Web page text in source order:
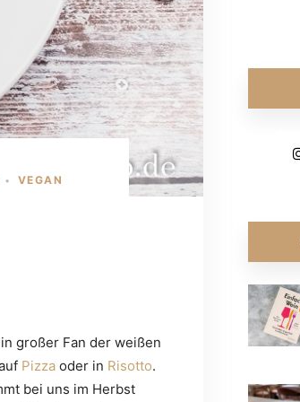
• VEGAN
großer Fan der weißen
Pizza oder in Risotto.
bei uns im Herbst